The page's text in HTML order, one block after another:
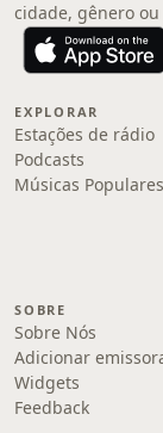
cidade, gênero
EXPLORAR
Estações de rádio
Podcasts
Músicas Populares
SOBRE
Sobre Nós
Adicionar
Widgets
Feedback